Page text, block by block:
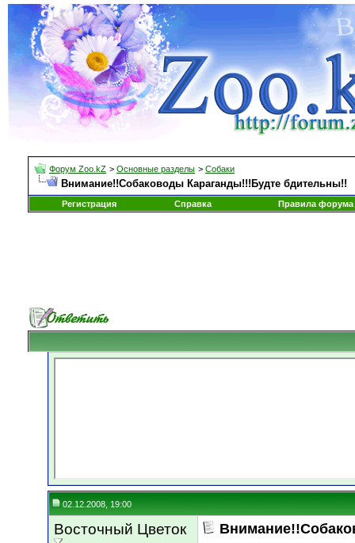
Форум Zoo.kZ > Основные разделы > Собаки
Внимание!!Собаководы Караганды!!!Будте бдительны!!
Регистрация Справка Правила форума
02.12.2008, 19:00
Восточный Цветок